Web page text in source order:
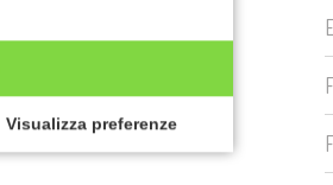
Visualizza preferenze